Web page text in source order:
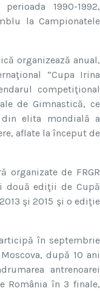
1990-1992,
la Campionatele
organizează anual,
“Cupa Irina
competiţional
de Gimnastică, ce
elita mondială a
aflate la început de
organizate de FRGR
două ediţii de Cupă
şi 2015 şi o ediţie
în septembrie
după 10 ani
antrenoarei
România în 3 finale,